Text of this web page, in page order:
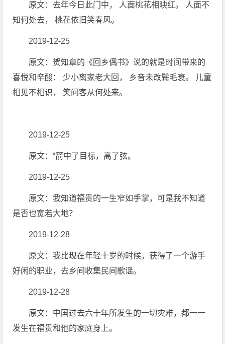
原文：去年今日此门中， 人面桃花相映红。 人面不
知何处去， 桃花依旧笑春风。
2019-12-25
原文：贺知章的《回乡偶书》说的就是时间带来的
喜悦和辛酸： 少小离家老大回， 乡音未改鬓毛衰。 儿童
相见不相识， 笑问客从何处来。
2019-12-25
原文：“箭中了目标，离了弦。
2019-12-25
原文：我知道福贵的一生窄如手掌，可是我不知道
是否也宽若大地？
2019-12-28
原文：我比现在年轻十岁的时候，获得了一个游手
好闲的职业，去乡间收集民间歌谣。
2019-12-28
原文：中国过去六十年所发生的一切灾难，都一一
发生在福贵和他的家庭身上。